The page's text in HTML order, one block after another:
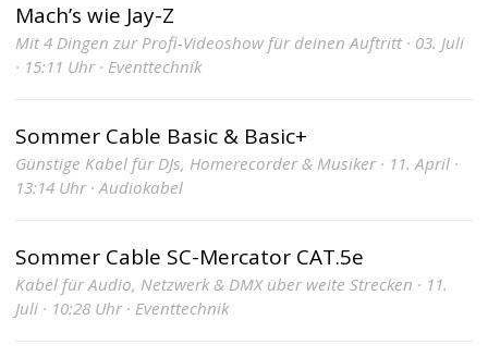
Mach’s wie Jay-Z
Mit 4 Dingen zur Profi-Videoshow für deinen Auftritt · 03. Juli
· 15:11 Uhr · Eventtechnik
Sommer Cable Basic & Basic+
Günstige Kabel für DJs, Homerecorder & Musiker · 11. April ·
13:14 Uhr · Audiokabel
Sommer Cable SC-Mercator CAT.5e
Kabel für Audio, Netzwerk & DMX über weite Strecken · 11.
Juli · 10:28 Uhr · Eventtechnik